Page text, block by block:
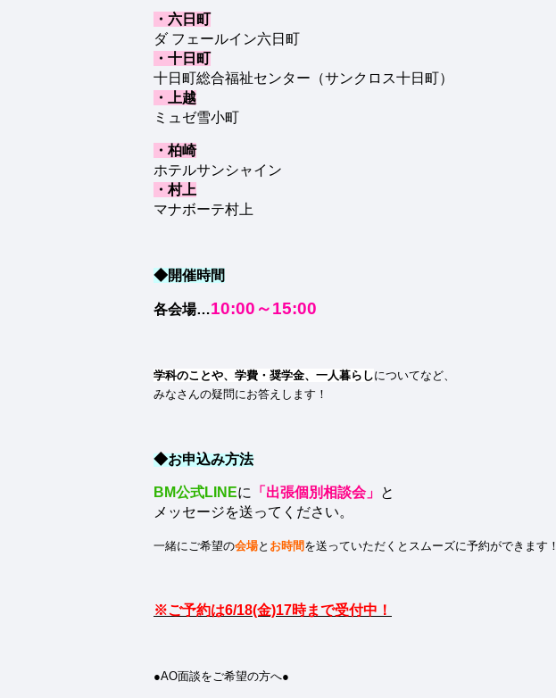
・六日町
ダ フェールイン六日町
・十日町
十日町総合福祉センター（サンクロス十日町）
・上越
ミュゼ雪小町
・柏崎
ホテルサンシャイン
・村上
マナボーテ村上
◆開催時間
各会場…10:00～15:00
学科のことや、学費・奨学金、一人暮らしについてなど、
みなさんの疑問にお答えします！
◆お申込み方法
BM公式LINEに 「出張個別相談会」 と
メッセージを送ってください。
一緒にご希望の会場と お時間を送っていただくとスムーズに予約ができます！
※ご予約は6/18(金)17時まで受付中！
●AO面談をご希望の方へ●